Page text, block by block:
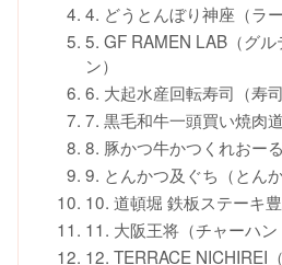
4. どうとんぼり神座（ラー
5. GF RAMEN LAB（グル
ン）
6. 大起水産回転寿司（寿司
7. 黒毛和牛一頭買い焼肉
8. 豚かつ牛かつくれおー
9. とんかつ及ぐち（とんか
10. 道頓堀 鉄板ステーキ
11. 大阪王将（チャーハン
12. TERRACE NICHIREI